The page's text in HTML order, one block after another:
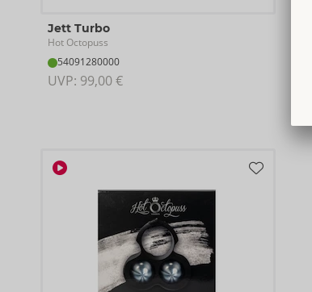
Jett Turbo
Hot Octopuss
54091280000
UVP: 99,00 €